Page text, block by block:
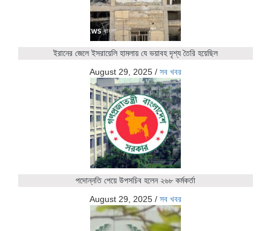
ইরানের জেলে ইসরায়েলি হামলায় যে ভয়াবহ দৃশ্য তৈরি হয়েছিল
August 29, 2025 / সব খবর
পদোন্নতি পেয়ে উপসচিব হলেন ২৬৮ কর্মকর্তা
August 29, 2025 / সব খবর